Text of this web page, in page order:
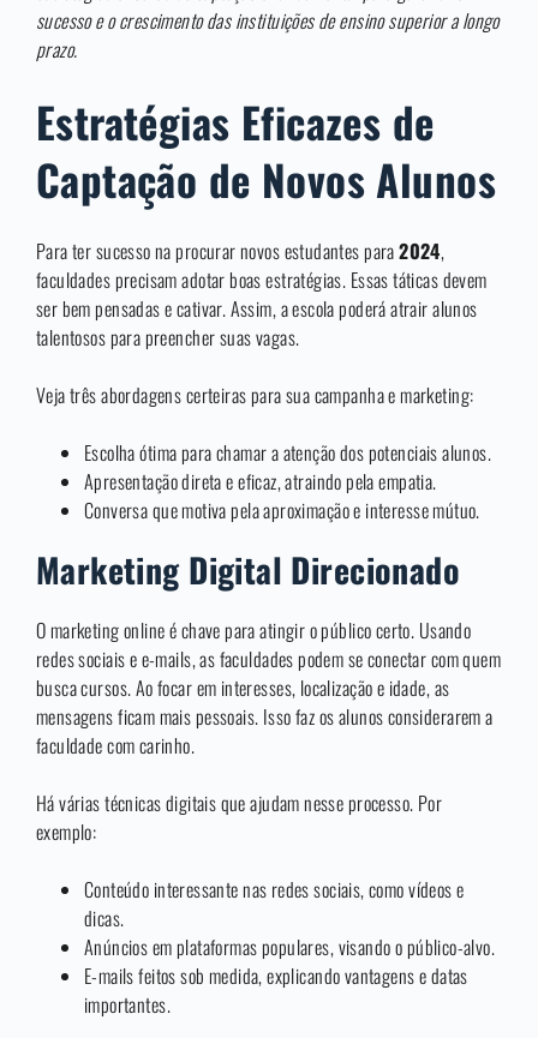
sucesso e o crescimento das instituições de ensino superior a longo
prazo.
Estratégias Eficazes de
Captação de Novos Alunos
Para ter sucesso na procurar novos estudantes para2024,
faculdades precisam adotar boas estratégias. Essas táticas devem
ser bem pensadas e cativar. Assim, a escola poderá atrair alunos
talentosos para preencher suas vagas.
Veja três abordagens certeiras para sua campanha e marketing:
Escolha ótima para chamar a atenção dos potenciais alunos.
Apresentação direta e eficaz, atraindo pela empatia.
Conversa que motiva pela aproximação e interesse mútuo.
Marketing Digital Direcionado
O marketing online é chave para atingir o público certo. Usando
redes sociais e e-mails, as faculdades podem se conectar com quem
busca cursos. Ao focar em interesses, localização e idade, as
mensagens ficam mais pessoais. Isso faz os alunos considerarem a
faculdade com carinho.
Há várias técnicas digitais que ajudam nesse processo. Por
exemplo:
Conteúdo interessante nas redes sociais, como vídeos e
dicas.
Anúncios em plataformas populares, visando o público-alvo.
E-mails feitos sob medida, explicando vantagens e datas
importantes.